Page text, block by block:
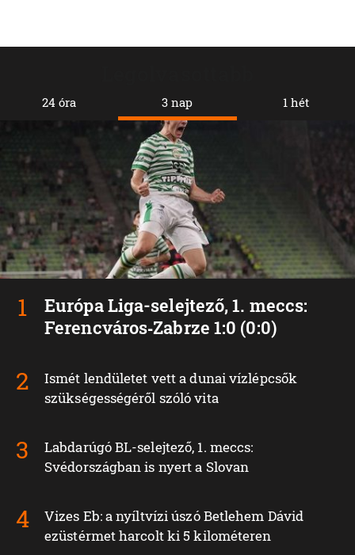
24 óra 3 nap
Európa Liga-selejtező, 1. meccs:
Ferencváros‑Zabrze 1:0 (0:0)
Ismét lendületet vett a dunai vízlépcsők
szükségességéről szóló vita
Labdarúgó BL-selejtező, 1. meccs:
Svédországban is nyert a Slovan
Vizes Eb: a nyíltvízi úszó Betlehem Dávid
ezüstérmet harcolt ki 5 kilométeren
1 hét